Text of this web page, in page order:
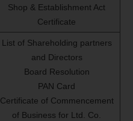
Shop & Establishment Act
Certificate
List of Shareholding partners
and Directors
Board Resolution
PAN Card
Certificate of Commencement
of Business for Ltd. Co.